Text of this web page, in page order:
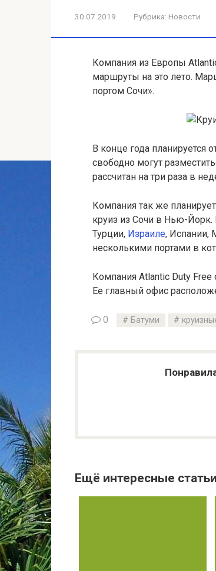
30.07.2019 Рубрика: Новости
Компания из Европы
маршруты на это лето.
портом Сочи».
В конце года планируется
свободно могут
рассчитан на три раза в
Компания так же
круиз из Сочи в Нью-Йорк.
Турции, Израиле, Испании,
несколькими портами в
Компания Atlantic Duty Free
Ее главный офис
0 Батуми
Ещё интересные